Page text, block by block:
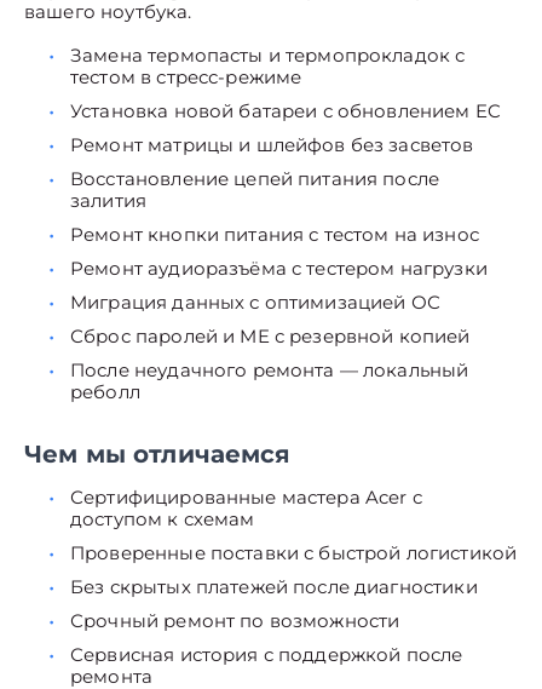
вашего ноутбука.
Замена термопасты и термопрокладок с
тестом в стресс-режиме
Установка новой батареи с обновлением EC
Ремонт матрицы и шлейфов без засветов
Восстановление цепей питания после
залития
Ремонт кнопки питания с тестом на износ
Ремонт аудиоразъёма с тестером нагрузки
Миграция данных с оптимизацией ОС
Сброс паролей и ME с резервной копией
После неудачного ремонта — локальный
реболл
Чем мы отличаемся
Сертифицированные мастера Acer с
доступом к схемам
Проверенные поставки с быстрой логистикой
Без скрытых платежей после диагностики
Срочный ремонт по возможности
Сервисная история с поддержкой после
ремонта